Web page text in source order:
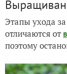
Этапы ухода
отличаются от
поэтому